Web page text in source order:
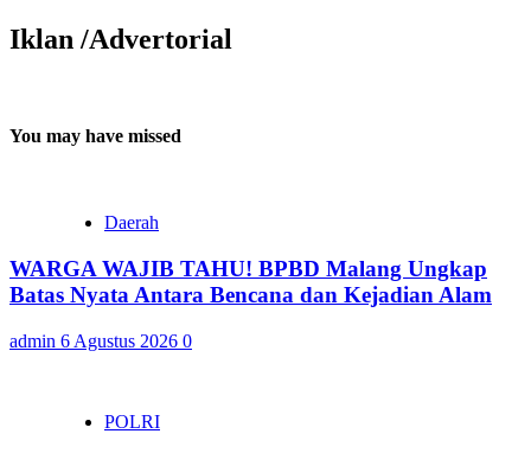
Iklan /Advertorial
You may have missed
Daerah
WARGA WAJIB TAHU! BPBD Malang Ungkap
Batas Nyata Antara Bencana dan Kejadian Alam
admin 6 Agustus 2026 0
POLRI